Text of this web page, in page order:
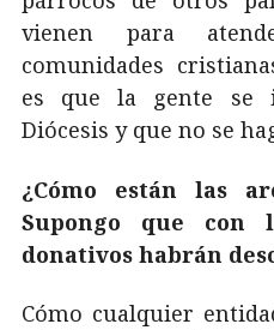
vienen para
comunidades
es que la gente se
Diócesis y que no se
¿Cómo están las
Supongo que
donativos habrán
Cómo cualquier